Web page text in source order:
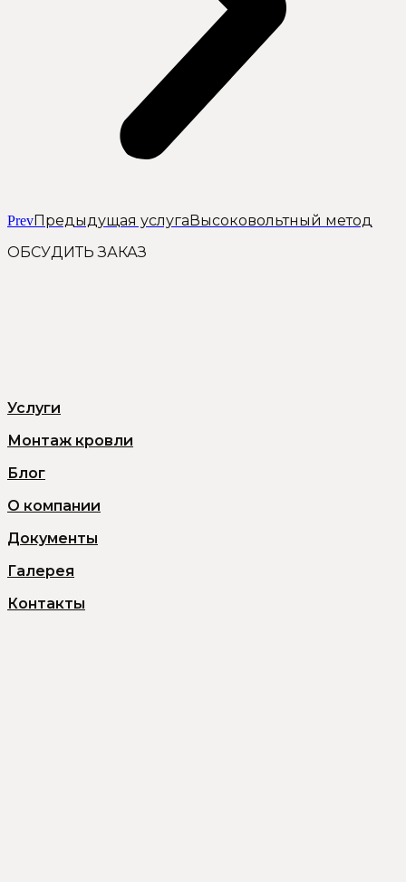
PrevПредыдущая услуга Высоковольтный метод
ОБСУДИТЬ ЗАКАЗ
Услуги
Монтаж кровли
Блог
О компании
Документы
Галерея
Контакты